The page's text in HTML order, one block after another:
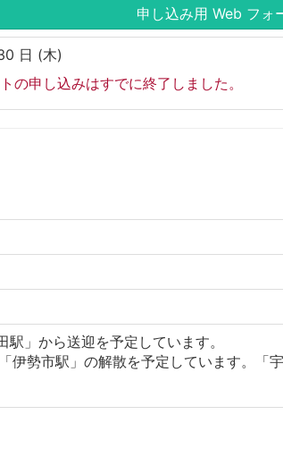
申し込み用 Web フォ
日 (木)
の申し込みはすでに終了しました。
」から送迎を予定しています。
伊勢市駅」の解散を予定しています。「